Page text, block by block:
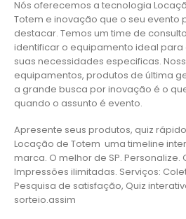
Nós oferecemos a tecnologia
Totem e inovação que o seu evento
destacar. Temos um time de
identificar o equipamento ideal
suas necessidades especificas.
equipamentos, produtos de última
a grande busca por inovação é o
quando o assunto é evento.
Apresente seus produtos, quiz
Locação de Totem uma timeline
marca. O melhor de SP. Personalize.
Impressões ilimitadas. Serviços:
Pesquisa de satisfação, Quiz
sorteio.assim